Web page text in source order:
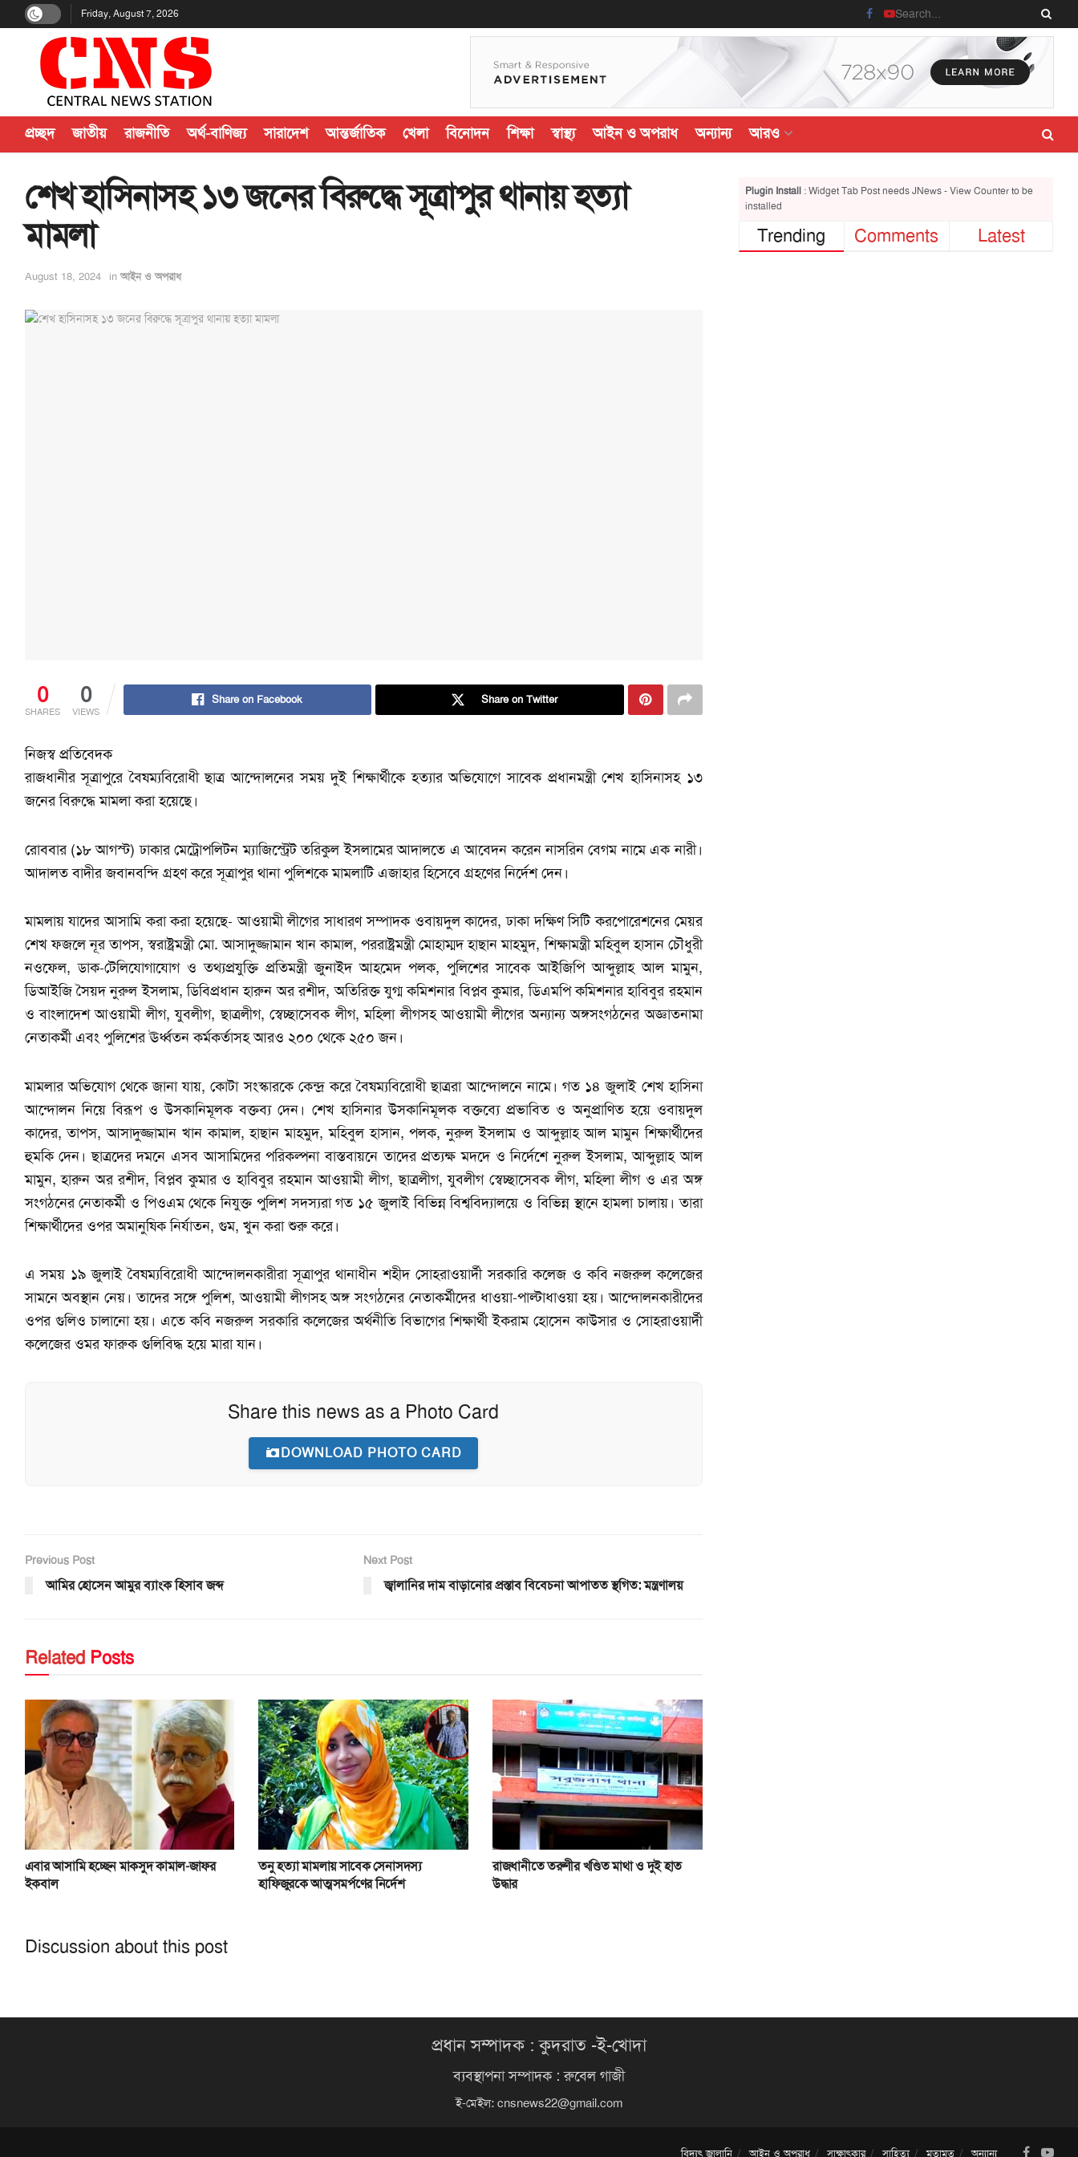
Friday, August 7, 2026
প্রচ্ছদ জাতীয় রাজনীতি অর্থ-বাণিজ্য সারাদেশ আন্তর্জাতিক খেলা বিনোদন শিক্ষা স্বাস্থ্য আইন ও অপরাধ অন্যান্য আরও
শেখ হাসিনাসহ ১৩ জনের বিরুদ্ধে সূত্রাপুর থানায় হত্যা
মামলা
August 18, 2024 in আইন ও অপরাধ
0
SHARES
0
VIEWS
Share on Facebook Share on Twitter
নিজস্ব প্রতিবেদক
রাজধানীর সূত্রাপুরে বৈষম্যবিরোধী ছাত্র আন্দোলনের সময় দুই শিক্ষার্থীকে হত্যার অভিযোগে সাবেক প্রধানমন্ত্রী শেখ হাসিনাসহ ১৩
জনের বিরুদ্ধে মামলা করা হয়েছে।
রোববার (১৮ আগস্ট) ঢাকার মেট্রোপলিটন ম্যাজিস্ট্রেট তরিকুল ইসলামের আদালতে এ আবেদন করেন নাসরিন বেগম নামে এক নারী।
আদালত বাদীর জবানবন্দি গ্রহণ করে সূত্রাপুর থানা পুলিশকে মামলাটি এজাহার হিসেবে গ্রহণের নির্দেশ দেন।
মামলায় যাদের আসামি করা করা হয়েছে- আওয়ামী লীগের সাধারণ সম্পাদক ওবায়দুল কাদের, ঢাকা দক্ষিণ সিটি করপোরেশনের মেয়র
শেখ ফজলে নূর তাপস, স্বরাষ্ট্রমন্ত্রী মো. আসাদুজ্জামান খান কামাল, পররাষ্ট্রমন্ত্রী মোহাম্মদ হাছান মাহমুদ, শিক্ষামন্ত্রী মহিবুল হাসান চৌধুরী
নওফেল, ডাক-টেলিযোগাযোগ ও তথ্যপ্রযুক্তি প্রতিমন্ত্রী জুনাইদ আহমেদ পলক, পুলিশের সাবেক আইজিপি আব্দুল্লাহ আল মামুন,
ডিআইজি সৈয়দ নুরুল ইসলাম, ডিবিপ্রধান হারুন অর রশীদ, অতিরিক্ত যুগ্ম কমিশনার বিপ্লব কুমার, ডিএমপি কমিশনার হাবিবুর রহমান
ও বাংলাদেশ আওয়ামী লীগ, যুবলীগ, ছাত্রলীগ, স্বেচ্ছাসেবক লীগ, মহিলা লীগসহ আওয়ামী লীগের অন্যান্য অঙ্গসংগঠনের অজ্ঞাতনামা
নেতাকর্মী এবং পুলিশের ঊর্ধ্বতন কর্মকর্তাসহ আরও ২০০ থেকে ২৫০ জন।
মামলার অভিযোগ থেকে জানা যায়, কোটা সংস্কারকে কেন্দ্র করে বৈষম্যবিরোধী ছাত্ররা আন্দোলনে নামে। গত ১৪ জুলাই শেখ হাসিনা
আন্দোলন নিয়ে বিরূপ ও উসকানিমূলক বক্তব্য দেন। শেখ হাসিনার উসকানিমূলক বক্তব্যে প্রভাবিত ও অনুপ্রাণিত হয়ে ওবায়দুল
কাদের, তাপস, আসাদুজ্জামান খান কামাল, হাছান মাহমুদ, মহিবুল হাসান, পলক, নুরুল ইসলাম ও আব্দুল্লাহ আল মামুন শিক্ষার্থীদের
হুমকি দেন। ছাত্রদের দমনে এসব আসামিদের পরিকল্পনা বাস্তবায়নে তাদের প্রত্যক্ষ মদদে ও নির্দেশে নুরুল ইসলাম, আব্দুল্লাহ আল
মামুন, হারুন অর রশীদ, বিপ্লব কুমার ও হাবিবুর রহমান আওয়ামী লীগ, ছাত্রলীগ, যুবলীগ স্বেচ্ছাসেবক লীগ, মহিলা লীগ ও এর অঙ্গ
সংগঠনের নেতাকর্মী ও পিওএম থেকে নিযুক্ত পুলিশ সদস্যরা গত ১৫ জুলাই বিভিন্ন বিশ্ববিদ্যালয়ে ও বিভিন্ন স্থানে হামলা চালায়। তারা
শিক্ষার্থীদের ওপর অমানুষিক নির্যাতন, গুম, খুন করা শুরু করে।
এ সময় ১৯ জুলাই বৈষম্যবিরোধী আন্দোলনকারীরা সূত্রাপুর থানাধীন শহীদ সোহরাওয়ার্দী সরকারি কলেজ ও কবি নজরুল কলেজের
সামনে অবস্থান নেয়। তাদের সঙ্গে পুলিশ, আওয়ামী লীগসহ অঙ্গ সংগঠনের নেতাকর্মীদের ধাওয়া-পাল্টাধাওয়া হয়। আন্দোলনকারীদের
ওপর গুলিও চালানো হয়। এতে কবি নজরুল সরকারি কলেজের অর্থনীতি বিভাগের শিক্ষার্থী ইকরাম হোসেন কাউসার ও সোহরাওয়ার্দী
কলেজের ওমর ফারুক গুলিবিদ্ধ হয়ে মারা যান।
Share this news as a Photo Card
DOWNLOAD PHOTO CARD
Previous Post
আমির হোসেন আমুর ব্যাংক হিসাব জব্দ
Next Post
জ্বালানির দাম বাড়ানোর প্রস্তাব বিবেচনা আপাতত স্থগিত: মন্ত্রণালয়
RelatedPosts
এবার আসামি হচ্ছেন মাকসুদ কামাল-জাফর
ইকবাল
তনু হত্যা মামলায় সাবেক সেনাসদস্য
হাফিজুরকে আত্মসমর্পণের নির্দেশ
রাজধানীতে তরুণীর খণ্ডিত মাথা ও দুই হাত
উদ্ধার
Discussion about this post
Plugin Install: Widget Tab Post needs JNews - View Counter to be
installed
Trending Comments Latest
প্রধান সম্পাদক : কুদরাত -ই-খোদা
ব্যবস্থাপনা সম্পাদক : রুবেল গাজী
ই-মেইল: cnsnews22@gmail.com
বিদ্যুৎ জ্বালানি আইন ও অপরাধ সাক্ষাৎকার সাহিত্য মতামত অন্যান্য